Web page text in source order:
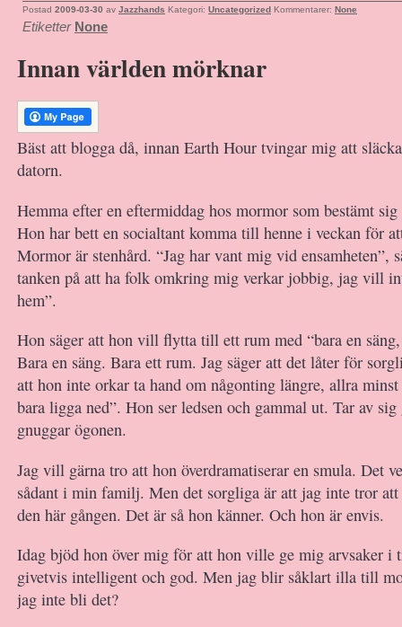
Postad 2009-03-30 av Jazzhands Kategori: Uncategorized Kommentarer: None
Etiketter None
Innan världen mörknar
Bäst att blogga då, innan Earth Hour tvingar mig att
datorn.
Hemma efter en eftermiddag hos mormor som bestämt
Hon har bett en socialtant komma till henne i veckan för
Mormor är stenhård. “Jag har vant mig vid ensamheten”,
tanken på att ha folk omkring mig verkar jobbig, jag vill
hem”.
Hon säger att hon vill flytta till ett rum med “bara en
Bara en säng. Bara ett rum. Jag säger att det låter för
att hon inte orkar ta hand om någonting längre, allra
bara ligga ned”. Hon ser ledsen och gammal ut. Tar av sig
gnuggar ögonen.
Jag vill gärna tro att hon överdramatiserar en smula. Det
sådant i min familj. Men det sorgliga är att jag inte tror
den här gången. Det är så hon känner. Och hon är envis.
Idag bjöd hon över mig för att hon ville ge mig arvsaker i
givetvis intelligent och god. Men jag blir såklart illa till
jag inte bli det?